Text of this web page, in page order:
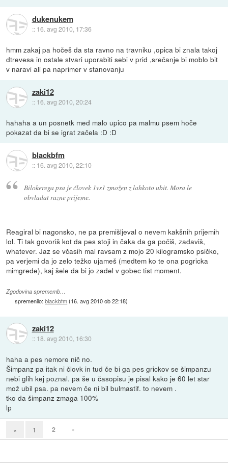
dukenukem
:: 16. avg 2010, 17:36
hmm zakaj pa hočeš da sta ravno na travniku ,opica bi znala takoj
dtrevesa in ostale stvari uporabiti sebi v prid ,srečanje bi moblo bit
v naravi ali pa naprimer v stanovanju
zaki12
:: 16. avg 2010, 20:24
hahaha a un posnetk med malo upico pa malmu psem hoče
pokazat da bi se igrat začela :D :D
blackbfm
:: 16. avg 2010, 22:10
Bilokerega psa je človek 1vs1 zmožen z lahkoto ubit. Mora le
obvladat razne prijeme.
Reagiral bi nagonsko, ne pa premišljeval o nevem kakšnih prijemih
lol. Ti tak govoriš kot da pes stoji in čaka da ga počiš, zadaviš,
whatever. Jaz se včasih mal ravsam z mojo 20 kilogramsko psičko,
pa verjemi da jo zelo težko ujameš (medtem ko te ona pogricka
mimgrede), kaj šele da bi jo zadel v gobec tist moment.
Zgodovina sprememb…
spremenilo:blackbfm(16. avg 2010 ob 22:18)
zaki12
:: 18. avg 2010, 16:30
haha a pes nemore nič no.
Šimpanz pa itak ni človk in tud če bi ga pes grickov se šimpanzu
nebi glih kej poznal. pa še u časopisu je pisal kako je 60 let star
mož ubil psa. pa nevem če ni bil bulmastif. to nevem .
tko da šimpanz zmaga 100%
lp
« 1 2 »